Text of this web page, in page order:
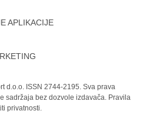
APLIKACIJE
d.o.o. ISSN 2744-2195. Sva prava
sadržaja bez dozvole izdavača. Pravila
privatnosti.